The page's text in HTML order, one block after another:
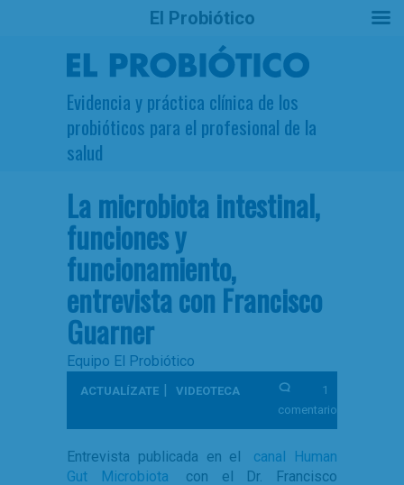
Evidencia y práctica clínica de los
probióticos para el profesional de la
salud
La microbiota intestinal,
funciones y
funcionamiento,
entrevista con Francisco
Guarner
Equipo El Probiótico
ACTUALÍZATE | VIDEOTECA
1
comentario
Entrevista publicada en el
canal Human
Gut Microbiota
con el Dr. Francisco
El Probiótico